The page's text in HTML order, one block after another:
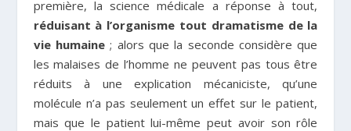
première, la science médicale a réponse à tout,
réduisant à l’organisme tout dramatisme de la
vie humaine; alors que la seconde considère que
les malaises de l’homme ne peuvent pas tous être
réduits à une explication mécaniciste, qu’une
molécule n’a pas seulement un effet sur le patient,
mais que le patient lui-même peut avoir son rôle